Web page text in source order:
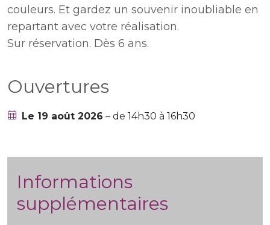
couleurs. Et gardez un souvenir inoubliable en
repartant avec votre réalisation.
Sur réservation. Dès 6 ans.
Ouvertures
Le 19 août 2026 – de 14h30 à 16h30
Informations
supplémentaires